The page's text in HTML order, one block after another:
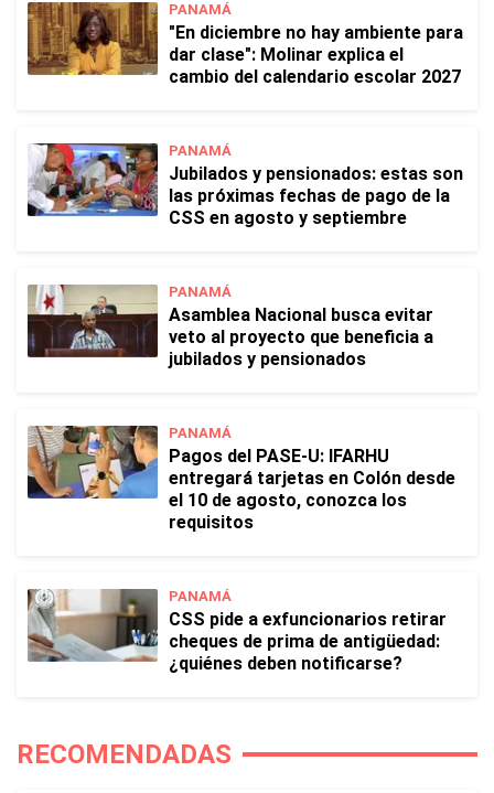
PANAMÁ
"En diciembre no hay ambiente para
dar clase": Molinar explica el
cambio del calendario escolar 2027
PANAMÁ
Jubilados y pensionados: estas son
las próximas fechas de pago de la
CSS en agosto y septiembre
PANAMÁ
Asamblea Nacional busca evitar
veto al proyecto que beneficia a
jubilados y pensionados
PANAMÁ
Pagos del PASE-U: IFARHU
entregará tarjetas en Colón desde
el 10 de agosto, conozca los
requisitos
PANAMÁ
CSS pide a exfuncionarios retirar
cheques de prima de antigüedad:
¿quiénes deben notificarse?
RECOMENDADAS